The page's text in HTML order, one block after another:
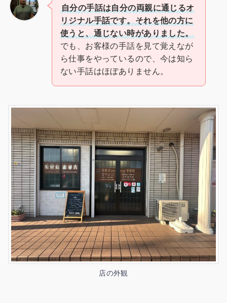
自分の手話は自分の両親に通じるオ
リジナル手話です。それを他の方に
使うと、通じない時がありました。
でも、お客様の手話を見て覚えなが
ら仕事をやっているので、今は知ら
ない手話はほぼありません。
店の外観